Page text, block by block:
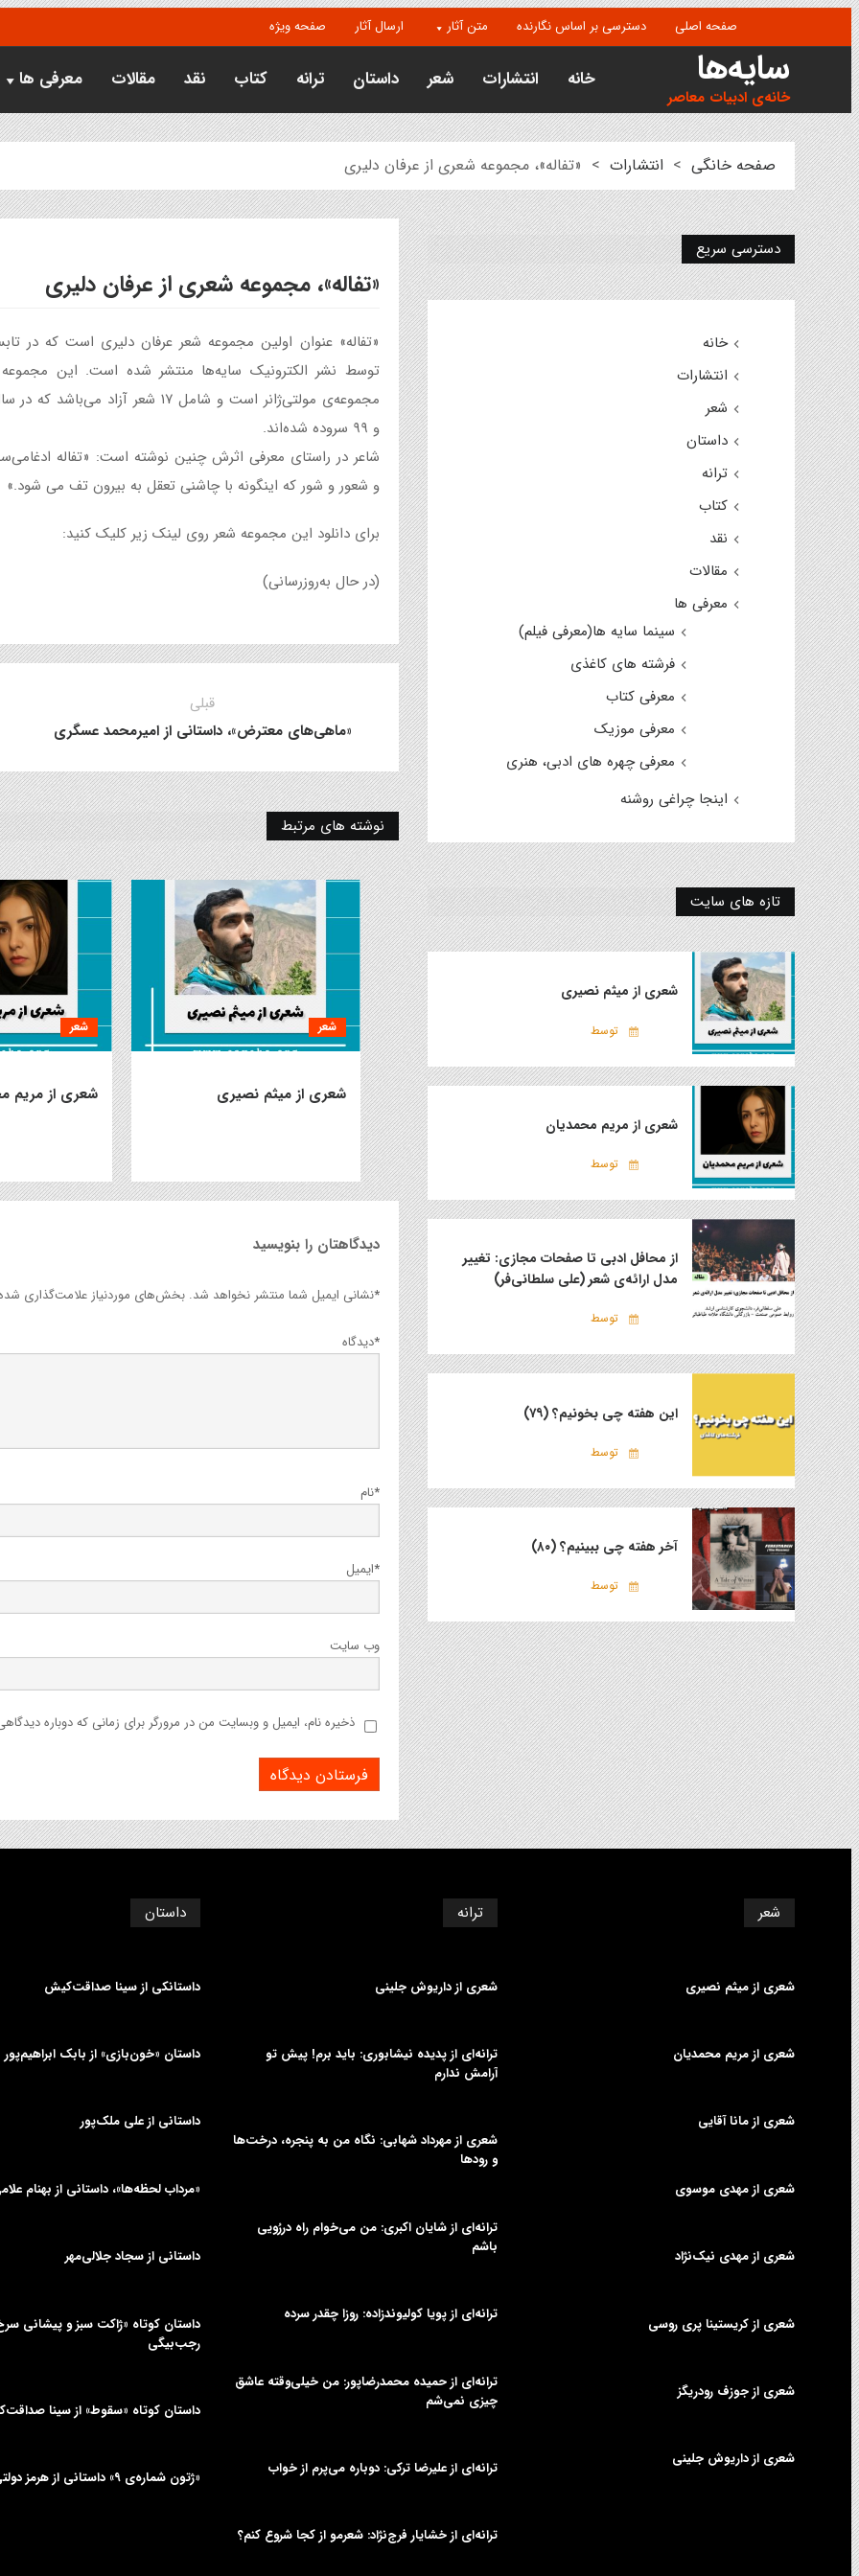
صفحه اصلی دسترسی بر اساس نگارنده متن آثار ارسال آثار صفحه ویژه
سایه‌ها
خانه‌ی ادبیات معاصر
خانه انتشارات شعر داستان ترانه کتاب نقد مقالات معرفی ها
صفحه خانگی > انتشارات > «تفاله»، مجموعه شعری از عرفان دلیری
«تفاله»، مجموعه شعری از عرفان دلیری
توسط نشر الکترونیک سایه‌ها منتشر شده است. این
و ۹۹ سروده شده‌اند.
شاعر در راستای معرفی اثرش چنین نوشته است: «تفاله
و شعور و شور که اینگونه با چاشنی تعقل به بیرون تف می شود.»
برای دانلود این مجموعه شعر روی لینک زیر کلیک کنید:
(در حال به‌روزرسانی)
قبلی
«ماهی‌های معترض»، داستانی از امیرمحمد عسگری
نوشته های مرتبط
شعر
شعری از میثم نصیری
شعر
شعری از مریم
دیدگاهتان را بنویسید
نشانی ایمیل شما منتشر نخواهد شد. بخش‌های موردنیاز علامت‌گذاری *
دیدگاه*
نام*
ایمیل*
وب‌ سایت
ذخیره نام، ایمیل و وبسایت من در مرورگر برای زمانی که دوباره
دسترسی سریع
خانه
انتشارات
شعر
داستان
ترانه
کتاب
نقد
مقالات
معرفی ها
سینما سایه ها(معرفی فیلم)
فرشته های کاغذی
معرفی کتاب
معرفی موزیک
معرفی چهره های ادبی، هنری
اینجا چراغی روشنه
تازه های سایت
شعری از میثم نصیری
توسط
شعری از مریم محمدیان
توسط
از محافل ادبی تا صفحات مجازی: تغییر
مدل ارائه‌ی شعر (علی سلطانی‌فر)
توسط
این هفته چی بخونیم؟ (۷۹)
توسط
آخر هفته چی ببینیم؟ (۸۰)
توسط
شعر
شعری از میثم نصیری
شعری از مریم محمدیان
شعری از مانا آقایی
شعری از مهدی موسوی
شعری از مهدی نیک‌نژاد
شعری از کریستینا پری روسی
شعری از جوزف رودریگز
شعری از داریوش جلینی
ترانه
شعری از داریوش جلینی
ترانه‌ای از پدیده نیشابوری: باید برم! پیش تو
آرامش ندارم
شعری از مهرداد شهابی: نگاه من به پنجره، درخت‌ها
و رودها
ترانه‌ای از شایان اکبری: من می‌خوام راه دررُویی
باشم
ترانه‌ای از پویا کولیوندزاده: روزا چقدر سرده
ترانه‌ای از حمیده محمدرضاپور: من خیلی‌وقته عاشق
چیزی نمی‌شم
ترانه‌ای از علیرضا ترکی: دوباره می‌پرم از خواب
ترانه‌ای از خشایار فرج‌نژاد: شعرمو از کجا شروع کنم؟
داستان
داستانکی از سینا صداقت‌کیش
داستان «خون‌بازی» از بابک ابراهیم‌پور
داستانی از علی‌ ملک‌پور
«مرداب لحظه‌ها»، داستانی از بهنام
داستانی از سجاد جلالی‌مهر
داستان کوتاه «ژاکت سبز و پیشانی
رجب‌بیگی
داستان کوتاه «سقوط» از سینا
«ژتون شماره‌ی ۹» داستانی از هرمز دولتی‌جلیلیان